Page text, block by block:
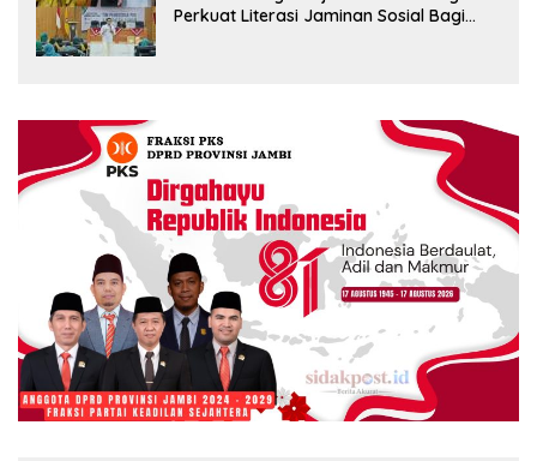
Perkuat Literasi Jaminan Sosial Bagi